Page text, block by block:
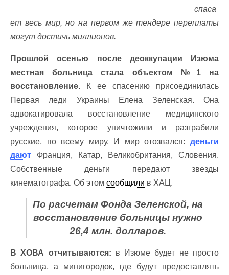
спаса
ет весь мир, но на первом же тендере переплаты
могут достичь миллионов.
Прошлой осенью после деоккупации Изюма
местная больница стала объектом №1 на
восстановление. К ее спасению присоединилась
Первая леди Украины Елена Зеленская. Она
адвокатировала восстановление медицинского
учреждения, которое уничтожили и разграбили
русские, по всему миру. И мир отозвался: деньги
дают Франция, Катар, Великобритания, Словения.
Собственные деньги передают звезды
кинематографа. Об этом сообщили в ХАЦ.
По расчетам Фонда Зеленской, на
восстановление больницы нужно
26,4 млн. долларов.
В ХОВА отчитываются: в Изюме будет не просто
больница, а минигородок, где будут предоставлять